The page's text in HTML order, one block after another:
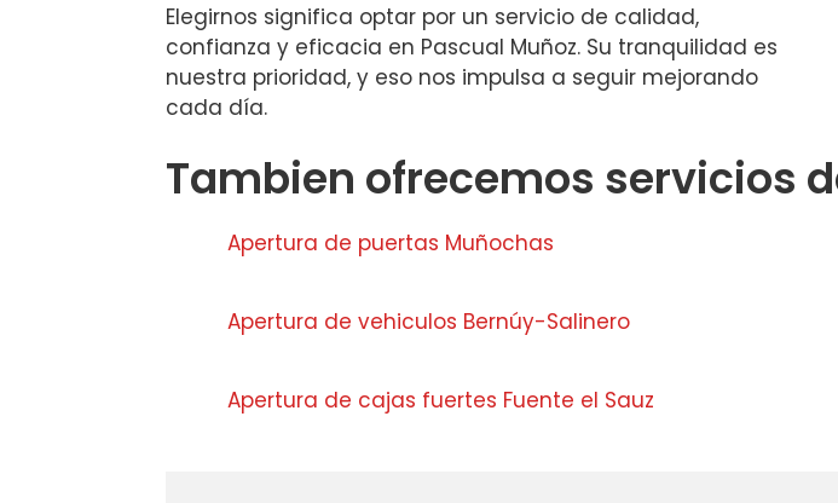
Elegirnos significa optar por un servicio de calidad,
confianza y eficacia en Pascual Muñoz. Su tranquilidad es
nuestra prioridad, y eso nos impulsa a seguir mejorando
cada día.
Tambien ofrecemos servicios
Apertura de puertas Muñochas
Apertura de vehiculos Bernúy-Salinero
Apertura de cajas fuertes Fuente el Sauz